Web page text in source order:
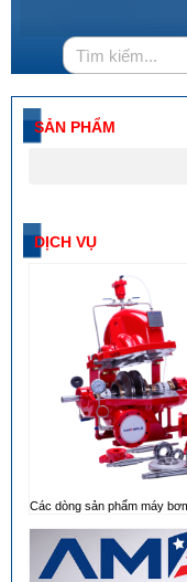
SẢN PHẨM
DỊCH VỤ
Các dòng sản phẩm máy